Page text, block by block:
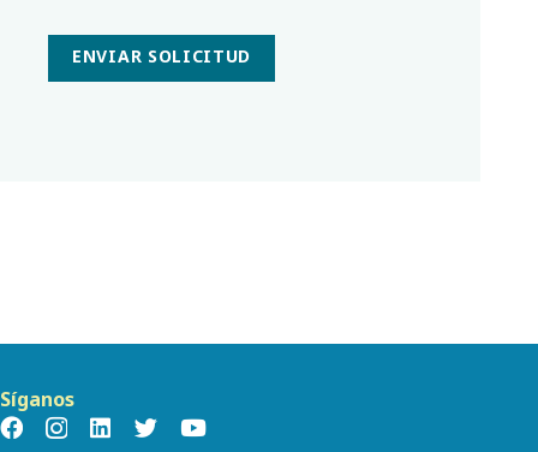
ENVIAR SOLICITUD
Síganos